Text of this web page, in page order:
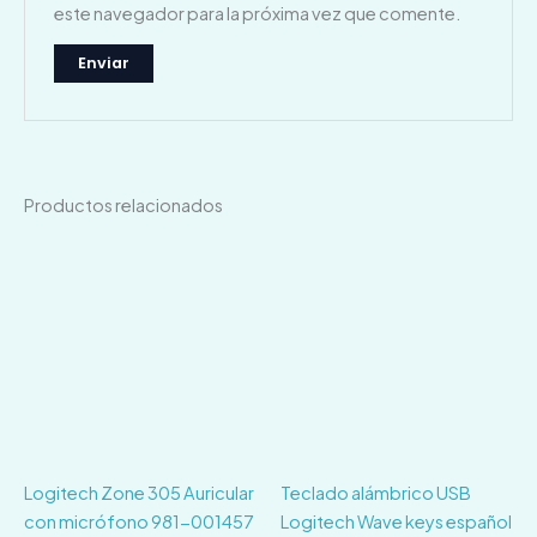
este navegador para la próxima vez que comente.
Productos relacionados
Logitech Zone 305 Auricular
con micrófono 981-001457
Teclado alámbrico USB
Logitech Wave keys español